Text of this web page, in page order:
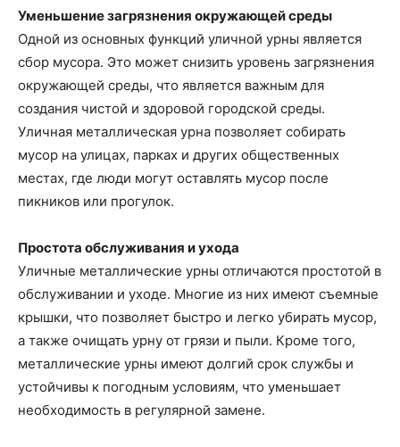
Уменьшение загрязнения окружающей среды
Одной из основных функций уличной урны является
сбор мусора. Это может снизить уровень загрязнения
окружающей среды, что является важным для
создания чистой и здоровой городской среды.
Уличная металлическая урна позволяет собирать
мусор на улицах, парках и других общественных
местах, где люди могут оставлять мусор после
пикников или прогулок.
Простота обслуживания и ухода
Уличные металлические урны отличаются простотой в
обслуживании и уходе. Многие из них имеют съемные
крышки, что позволяет быстро и легко убирать мусор,
а также очищать урну от грязи и пыли. Кроме того,
металлические урны имеют долгий срок службы и
устойчивы к погодным условиям, что уменьшает
необходимость в регулярной замене.